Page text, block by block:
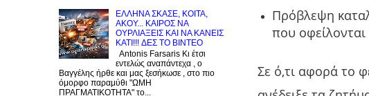
Πρόβλεψη
που
Σε ό,τι αφορά το
EΛΛΗΝΑ ΣΚΑΣΕ, ΚΟΙΤΑ,
ΑΚΟΥ... ΚΑΙΡΟΣ ΝΑ
ΟΥΡΛIAΞΕΙΣ ΚΑΙ ΝΑ ΚΑΝΕΙΣ
KATI!!! ΔΕΣ TO BINTEO
Antonis Farsaris Κι έτσι
εντελώς αναπάντεχα , ο
Βαγγέλης ήρθε και μας ξεσήκωσε , στο πιο
όμορφο παραμύθι "ΩΜΗ
ΠΡΑΓΜΑΤΙΚΟΤΗΤΑ" το...